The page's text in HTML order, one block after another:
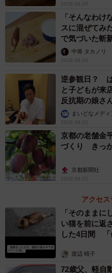
2026.08.05
「そんなわ
スに混ぜて
で気づいた斬
中将 タカノリ
2026.08.05
逆参観日？
と子どもが来
反抗期の娘さ
まいどなメディ
2026.08.02
京都の老舗金
づくり きっ
京都新聞社
2026.08.02
アクセ
「そのままに
い猫を前に返
した4日間 「
渡辺 晴子
72歳父、軽自